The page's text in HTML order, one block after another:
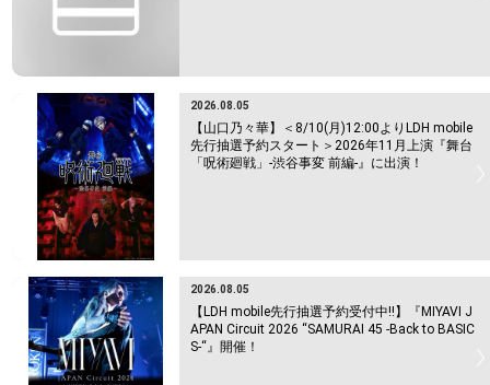
2026.08.05
【山口乃々華】＜8/10(月)12:00よりLDH mobile
先行抽選予約スタート＞2026年11月上演『舞台
「呪術廻戦」-渋谷事変 前編-』に出演！
2026.08.05
【LDH mobile先行抽選予約受付中!!】『MIYAVI J
APAN Circuit 2026 “SAMURAI 45 -Back to BASIC
S-“』開催！